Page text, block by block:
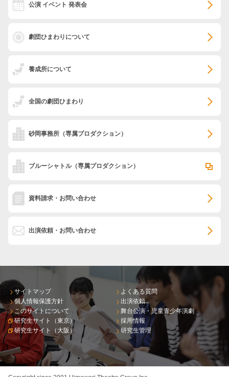
公演 イベント 発表会
劇団ひまわりについて
養成所について
全国の劇団ひまわり
砂岡事務所 （専属プロダクション）
ブルーシャトル（専属プロダクション）
資料請求・お問い合わせ
出演依頼・お問い合わせ
サイトマップ
個人情報保護方針
このサイトについて
研究生サイト（東京）
研究生サイト（大阪）
よくある質問
出演依頼
舞台公演・児童青少年演劇
採用情報
研究生管理